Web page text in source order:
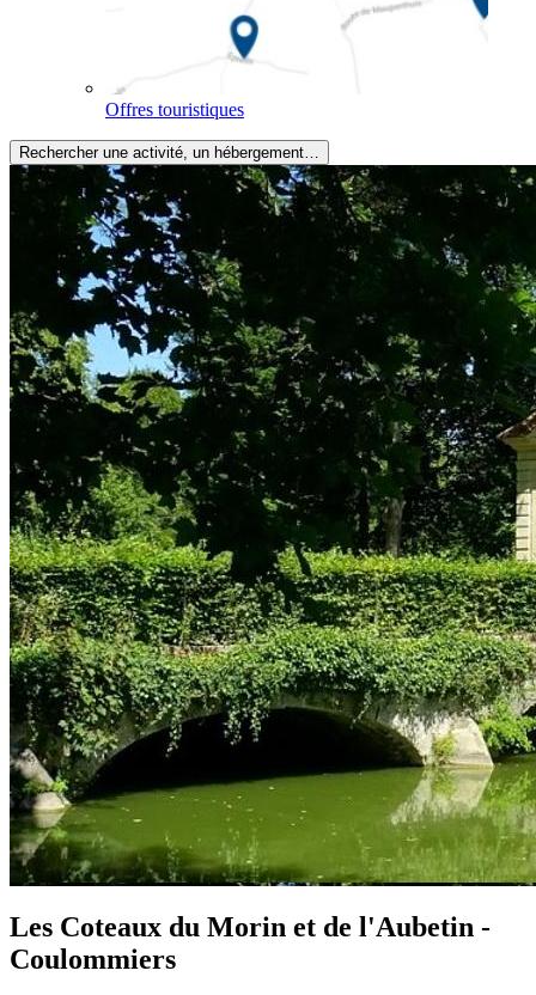
Offres touristiques
Rechercher une activité, un hébergement…
Les Coteaux du Morin et de l'Aubetin -
Coulommiers